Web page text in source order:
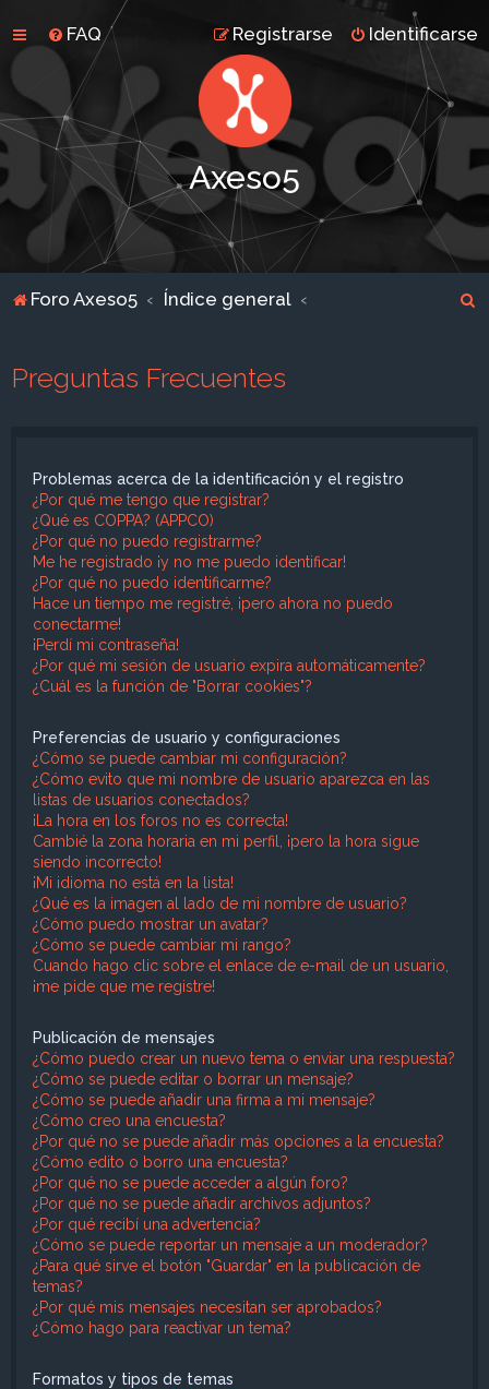
FAQ Identificarse
Registrarse
Axeso5
Foro Axeso5 Índice general
Preguntas Frecuentes
Problemas acerca de la identificación y el registro
¿Por qué me tengo que registrar?
¿Qué es COPPA? (APPCO)
¿Por qué no puedo registrarme?
Me he registrado ¡y no me puedo identificar!
¿Por qué no puedo identificarme?
Hace un tiempo me registré, ¡pero ahora no puedo
conectarme!
¡Perdí mi contraseña!
¿Por qué mi sesión de usuario expira automáticamente?
¿Cuál es la función de "Borrar cookies"?
Preferencias de usuario y configuraciones
¿Cómo se puede cambiar mi configuración?
¿Cómo evito que mi nombre de usuario aparezca en las
listas de usuarios conectados?
¡La hora en los foros no es correcta!
Cambié la zona horaria en mi perfil, ¡pero la hora sigue
siendo incorrecto!
¡Mi idioma no está en la lista!
¿Qué es la imagen al lado de mi nombre de usuario?
¿Cómo puedo mostrar un avatar?
¿Cómo se puede cambiar mi rango?
Cuando hago clic sobre el enlace de e-mail de un usuario,
¡me pide que me registre!
Publicación de mensajes
¿Cómo puedo crear un nuevo tema o enviar una respuesta?
¿Cómo se puede editar o borrar un mensaje?
¿Cómo se puede añadir una firma a mi mensaje?
¿Cómo creo una encuesta?
¿Por qué no se puede añadir más opciones a la encuesta?
¿Cómo edito o borro una encuesta?
¿Por qué no se puede acceder a algún foro?
¿Por qué no se puede añadir archivos adjuntos?
¿Por qué recibí una advertencia?
¿Cómo se puede reportar un mensaje a un moderador?
¿Para qué sirve el botón "Guardar" en la publicación de
temas?
¿Por qué mis mensajes necesitan ser aprobados?
¿Cómo hago para reactivar un tema?
Formatos y tipos de temas